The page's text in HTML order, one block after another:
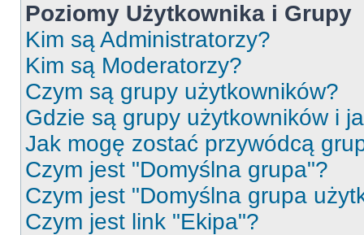
Poziomy Użytkownika i Grupy
Kim są Administratorzy?
Kim są Moderatorzy?
Czym są grupy użytkowników?
Gdzie są grupy użytkowników i
Jak mogę zostać przywódcą
Czym jest "Domyślna grupa"?
Czym jest "Domyślna grupa
Czym jest link "Ekipa"?